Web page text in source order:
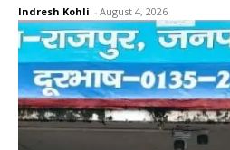
Indresh Kohli - August 4, 2026